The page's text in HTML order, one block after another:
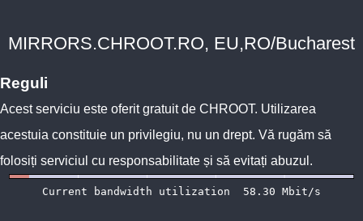
MIRRORS.CHROOT.RO, EU,RO/Bucharest
Reguli
Acest serviciu este oferit gratuit de CHROOT. Utilizarea
acestuia constituie un privilegiu, nu un drept. Vă rugăm să
folosiți serviciul cu responsabilitate și să evitați abuzul.